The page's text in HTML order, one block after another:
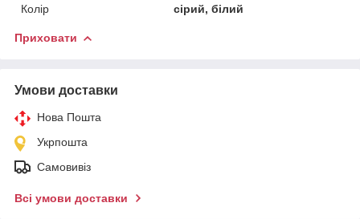
Колір
сірий, білий
Приховати
Умови доставки
Нова Пошта
Укрпошта
Самовивіз
Всі умови доставки